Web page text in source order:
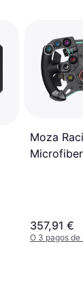
Moza
357,91 €
O 3 pagos de